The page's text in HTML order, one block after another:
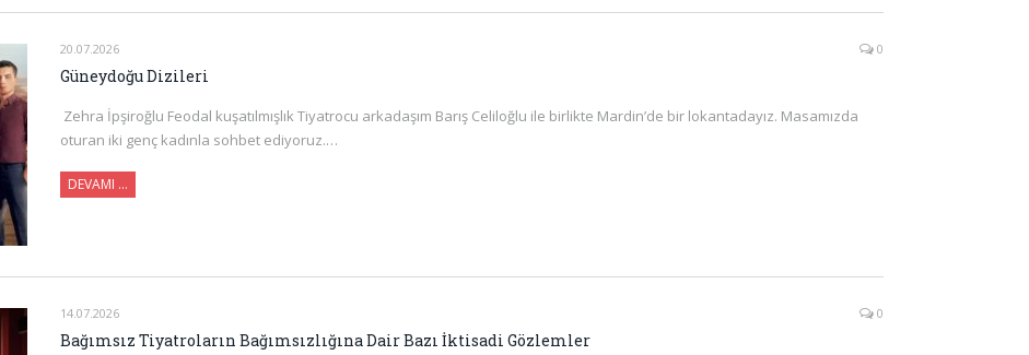
20.07.2026 0
Güneydoğu Dizileri
Zehra İpşiroğlu Feodal kuşatılmışlık Tiyatrocu arkadaşım Barış Celiloğlu ile birlikte Mardin’de bir lokantadayız. Masamızda
oturan iki genç kadınla sohbet ediyoruz.…
DEVAMI …
14.07.2026 0
Bağımsız Tiyatroların Bağımsızlığına Dair Bazı İktisadi Gözlemler